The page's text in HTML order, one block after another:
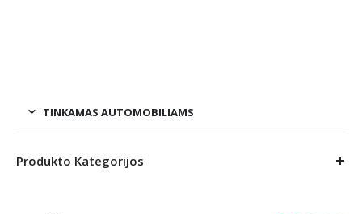
TINKAMAS AUTOMOBILIAMS
Produkto Kategorijos